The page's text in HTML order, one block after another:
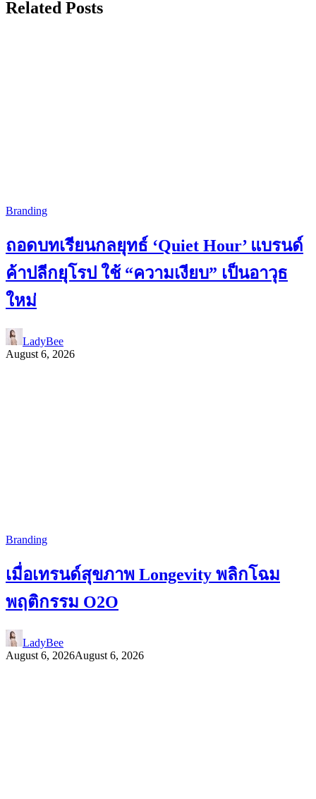
Related Posts
Branding
ถอดบทเรียนกลยุทธ์ ‘Quiet Hour’ แบรนด์
ค้าปลีกยุโรป ใช้ “ความเงียบ” เป็นอาวุธ
ใหม่
LadyBee
August 6, 2026
Branding
เมื่อเทรนด์สุขภาพ Longevity พลิกโฉม
พฤติกรรม O2O
LadyBee
August 6, 2026August 6, 2026